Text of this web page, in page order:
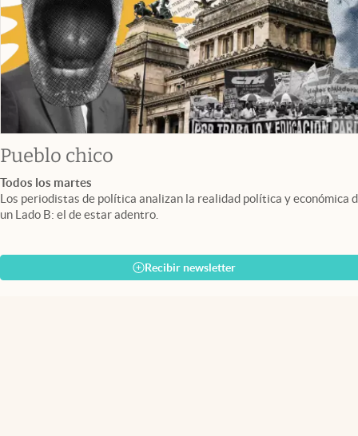
Pueblo chico
Todos los martes
Los periodistas de política analizan la realidad política y económica
un Lado B: el de estar adentro.
Recibir newsletter